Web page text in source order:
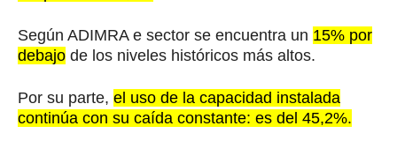
Según ADIMRA e sector se encuentra un 15% por
debajo de los niveles históricos más altos.
Por su parte, el uso de la capacidad instalada
continúa con su caída constante: es del 45,2%.